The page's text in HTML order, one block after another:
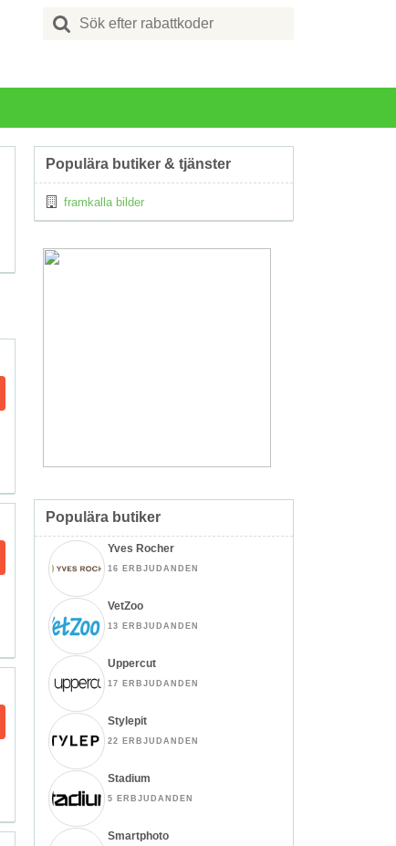
Search
for:
Populära butiker & tjänster
framkalla bilder
Populära butiker
Yves Rocher
16 ERBJUDANDEN
VetZoo
13 ERBJUDANDEN
Uppercut
17 ERBJUDANDEN
Stylepit
22 ERBJUDANDEN
Stadium
5 ERBJUDANDEN
Smartphoto